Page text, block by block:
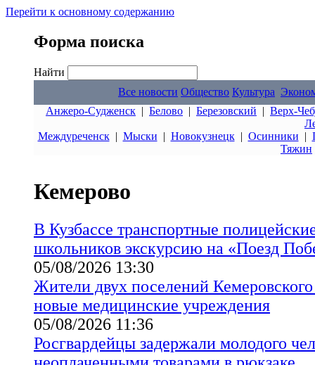
Перейти к основному содержанию
Форма поиска
Найти
Все новости Общество Культура
Анжеро-Судженск | Белово | Березовский | Верх-
Междуреченск| Мыски | Новокузнецк| Осинники |
Тяжин
Кемерово
В Кузбассе транспортные
школьников экскурсию на «Поезд
05/08/2026 13:30
Жители двух поселений
новые медицинские учреждения
05/08/2026 11:36
Росгвардейцы задержали молодого